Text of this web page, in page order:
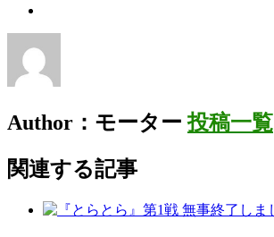
Author：モーター投稿一覧
関連する記事